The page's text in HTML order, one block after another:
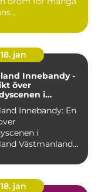
18. jan
Innebandy -
över
i
Innebandy: En
i
18. jan